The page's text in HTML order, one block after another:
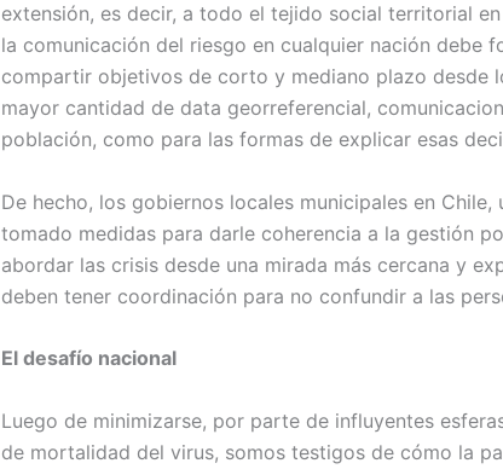
extensión, es decir, a todo el tejido social territorial
la comunicación del riesgo en cualquier nación debe
compartir objetivos de corto y mediano plazo desde
mayor cantidad de data georreferencial,
población, como para las formas de explicar esas
De hecho, los gobiernos locales municipales en
tomado medidas para darle coherencia a la gestión
abordar las crisis desde una mirada más cercana y
deben tener coordinación para no confundir a las
El desafío nacional
Luego de minimizarse, por parte de influyentes
de mortalidad del virus, somos testigos de cómo la